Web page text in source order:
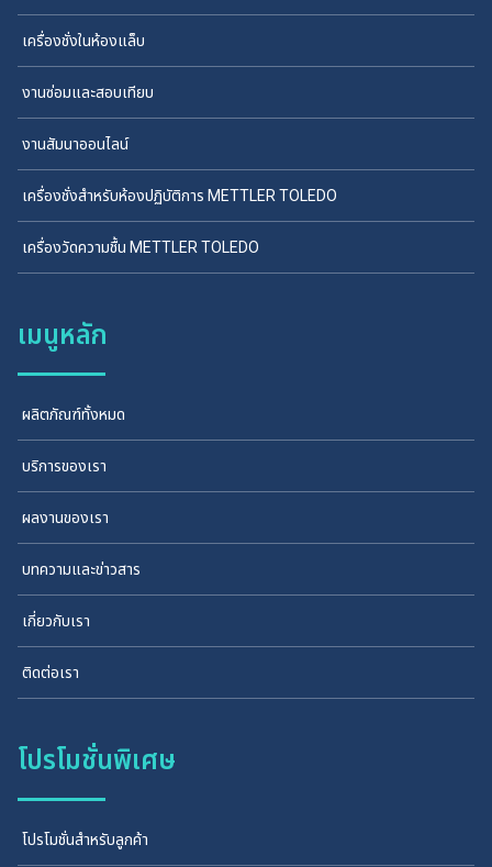
เครื่องชั่งในห้องแล็บ
งานซ่อมและสอบเทียบ
งานสัมนาออนไลน์
เครื่องชั่งสำหรับห้องปฏิบัติการ METTLER TOLEDO
เครื่องวัดความชื้น METTLER TOLEDO
เมนูหลัก
ผลิตภัณฑ์ทั้งหมด
บริการของเรา
ผลงานของเรา
บทความและข่าวสาร
เกี่ยวกับเรา
ติดต่อเรา
โปรโมชั่นพิเศษ
โปรโมชั่นสำหรับลูกค้า